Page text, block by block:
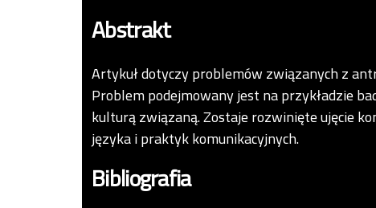
Abstrakt
Artykuł dotyczy problemów związanych z
Problem podejmowany jest na przykładzie
kulturą związaną. Zostaje rozwinięte ujęcie
języka i praktyk komunikacyjnych.
Bibliografia